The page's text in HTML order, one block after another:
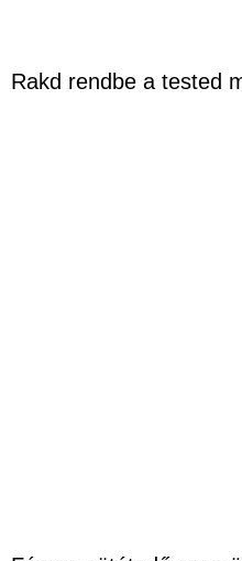
Rakd rendbe a tested